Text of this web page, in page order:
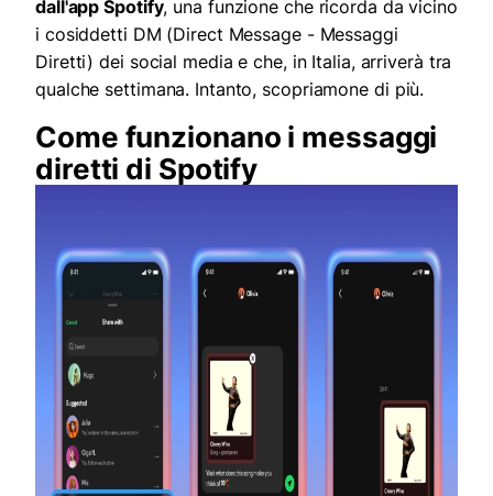
dall'app Spotify, una funzione che ricorda da vicino
i cosiddetti DM (Direct Message - Messaggi
Diretti) dei social media e che, in Italia, arriverà tra
qualche settimana. Intanto, scopriamone di più.
Come funzionano i messaggi
diretti di Spotify